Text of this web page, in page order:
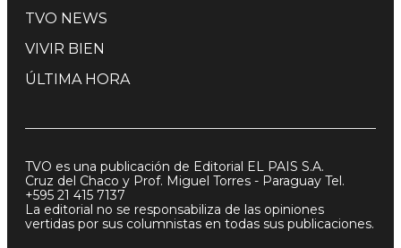
TVO NEWS
VIVIR BIEN
ÚLTIMA HORA
TVO es una publicación de Editorial EL PAIS S.A.
Cruz del Chaco y Prof. Miguel Torres - Paraguay Tel.
+595 21 415 7137
La editorial no se responsabiliza de las opiniones
vertidas por sus columnistas en todas sus publicaciones.